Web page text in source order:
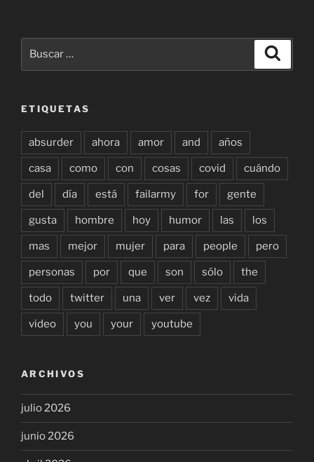
ETIQUETAS
absurder ahora amor and años
casa como con cosas covid cuándo
del día está failarmy for gente
gusta hombre hoy humor las los
mas mejor mujer para people pero
personas por que son sólo the
todo twitter una ver vez vida
video you your youtube
ARCHIVOS
julio 2026
junio 2026